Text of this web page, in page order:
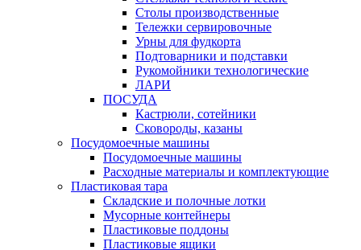
Столы производственные
Тележки сервировочные
Урны для фудкорта
Подтоварники и подставки
Рукомойники технологические
ЛАРИ
ПОСУДА
Кастрюли, сотейники
Сковороды, казаны
Посудомоечные машины
Посудомоечные машины
Расходные материалы и комплектующие
Пластиковая тара
Складские и полочные лотки
Мусорные контейнеры
Пластиковые поддоны
Пластиковые ящики